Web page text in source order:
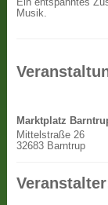
Ein entspanntes
Musik.
Marktplatz
Mittelstraße 26
32683 Barntrup